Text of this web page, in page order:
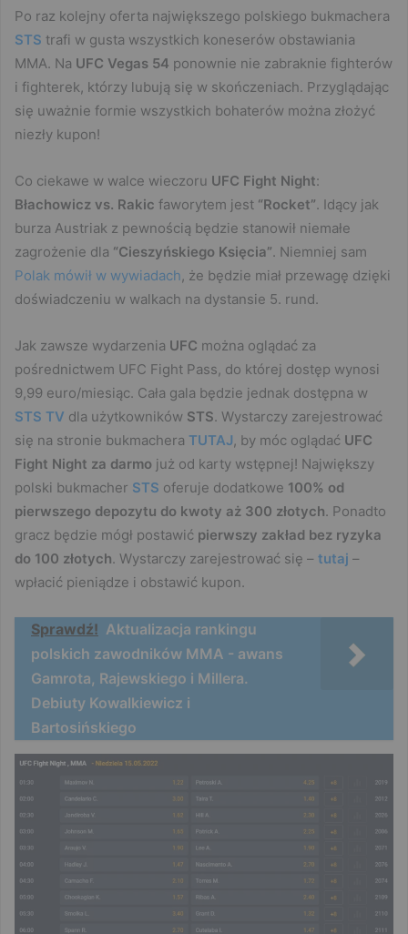
Po raz kolejny oferta największego polskiego bukmachera
STS trafi w gusta wszystkich koneserów obstawiania
MMA. Na UFC Vegas 54 ponownie nie zabraknie fighterów
i fighterek, którzy lubują się w skończeniach. Przyglądając
się uważnie formie wszystkich bohaterów można złożyć
niezły kupon!
Co ciekawe w walce wieczoru UFC Fight Night:
Błachowicz vs. Rakic faworytem jest “Rocket”. Idący jak
burza Austriak z pewnością będzie stanowił niemałe
zagrożenie dla “Cieszyńskiego Księcia”. Niemniej sam
Polak mówił w wywiadach, że będzie miał przewagę dzięki
doświadczeniu w walkach na dystansie 5. rund.
Jak zawsze wydarzenia UFC można oglądać za
pośrednictwem UFC Fight Pass, do której dostęp wynosi
9,99 euro/miesiąc. Cała gala będzie jednak dostępna w
STS TV dla użytkowników STS. Wystarczy zarejestrować
się na stronie bukmachera TUTAJ, by móc oglądać UFC
Fight Night za darmo już od karty wstępnej! Największy
polski bukmacher STS oferuje dodatkowe 100% od
pierwszego depozytu do kwoty aż 300 złotych. Ponadto
gracz będzie mógł postawić pierwszy zakład bez ryzyka
do 100 złotych. Wystarczy zarejestrować się – tutaj –
wpłacić pieniądze i obstawić kupon.
Sprawdź! Aktualizacja rankingu
polskich zawodników MMA - awans
Gamrota, Rajewskiego i Millera.
Debiuty Kowalkiewicz i
Bartosińskiego